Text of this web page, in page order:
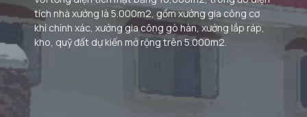
tích nhà xưởng là 5.000m2, gồm xưởng gia công cơ
khí chính xác, xưởng gia công gò hàn, xưởng lắp ráp,
kho, quỹ đất dự kiến mở rộng trên 5.000m2.